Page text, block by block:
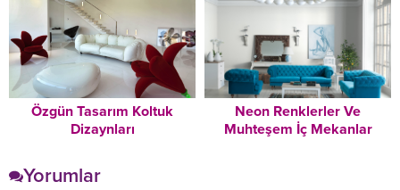
Özgün Tasarım Koltuk
Dizaynları
Neon Renklerler Ve
Muhteşem İç Mekanlar
Yorumlar